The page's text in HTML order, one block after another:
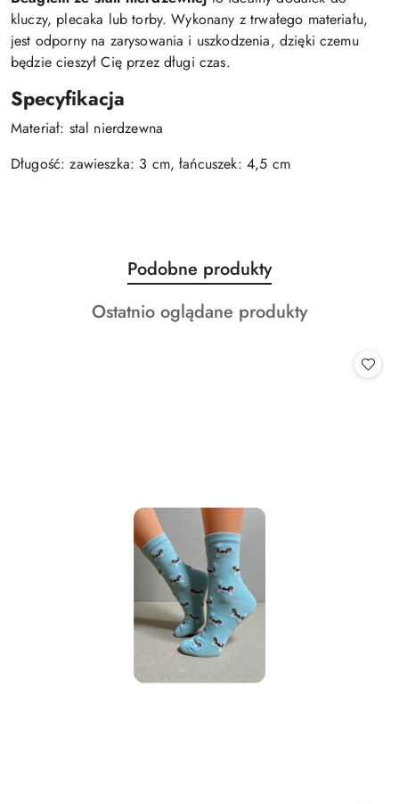
kluczy, plecaka lub torby. Wykonany z trwałego materiału,
jest odporny na zarysowania i uszkodzenia, dzięki czemu
będzie cieszył Cię przez długi czas.
Specyfikacja
Materiał: stal nierdzewna
Długość: zawieszka: 3 cm, łańcuszek: 4,5 cm
Pomiń karuzelę produktów
Produkty
o
statusie:
Podobne produkty
Produkty
Ostatnio oglądane produkty